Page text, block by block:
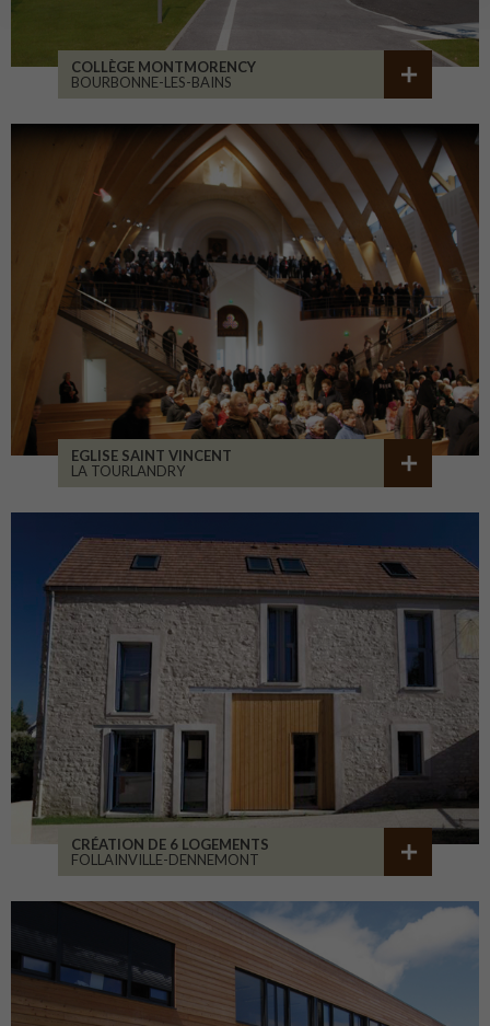
COLLÈGE MONTMORENCY
BOURBONNE-LES-BAINS
EGLISE SAINT VINCENT
LA TOURLANDRY
CRÉATION DE 6 LOGEMENTS
FOLLAINVILLE-DENNEMONT